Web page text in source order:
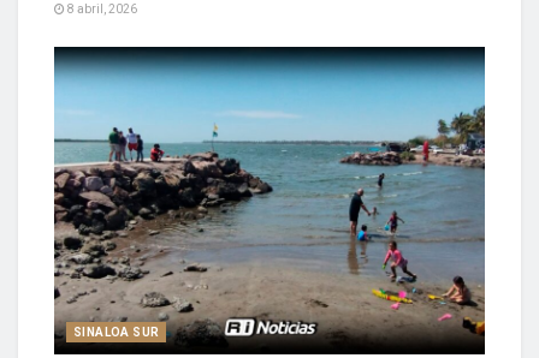
8 abril, 2026
SINALOA SUR